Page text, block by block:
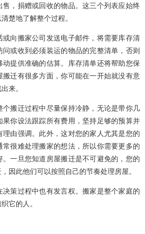
，捐赠或回收的物品。这三个列表应始终
楚地了解整个过程。
向搬家公司发送电子邮件，将需要库存清
或收到必须装运的物品的完整清单，否则
提供准确的估算。库存清单还将帮助您保
迁有很多方面，你可能在一开始就没有意
来。
搬迁过程中尽量保持冷静，无论是带你几
果你设法跟踪所有费用，坚持足够的预算并
由强调。此外，这对您的家人尤其是您的
很难处理搬家的想法，所以你需要更多的
一旦您知道房屋搬迁是不可避免的，您的
因此他们可以按照自己的节奏处理房屋。
策过程中也有发言权。搬家是整个家庭的
它的人。